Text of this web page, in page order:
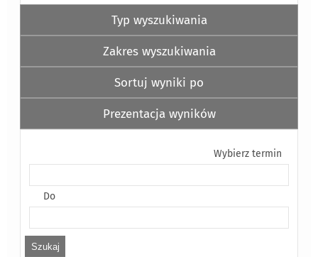
Typ wyszukiwania
Zakres wyszukiwania
Sortuj wyniki po
Prezentacja wyników
Wybierz termin
Do